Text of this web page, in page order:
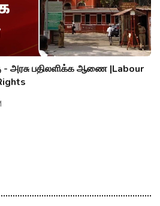
- அரசு பதிலளிக்க ஆணை |Labour